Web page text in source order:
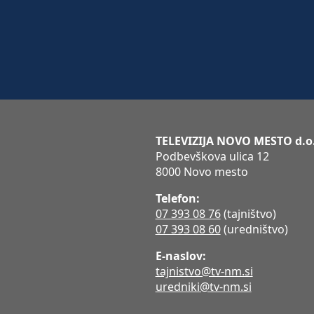
TELEVIZIJA NOVO MESTO
Podbevškova ulica 12
8000 Novo mesto
Telefon:
07 393 08 76(tajništvo)
07 393 08 60(uredništvo)
E-naslov:
tajnistvo@tv-nm.si
uredniki@tv-nm.si